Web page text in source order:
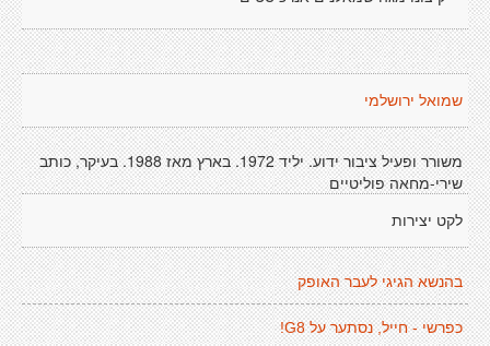
שמואל ירושלמי
משורר ופעיל ציבור ידוע. יליד 1972. בארץ מאז 1988. בעיקר, כותב
שירי-מחאה פוליטיים
לקט יצירות
בהנשא הגיגי לעבר האופק
כפרשי - חייל, נסתער על G8!